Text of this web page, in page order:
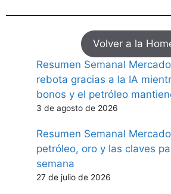
Volver a la
Resumen Semanal
rebota gracias a la IA
bonos y el petróleo
3 de agosto de 2026
Resumen Semanal
petróleo, oro y las claves
semana
27 de julio de 2026